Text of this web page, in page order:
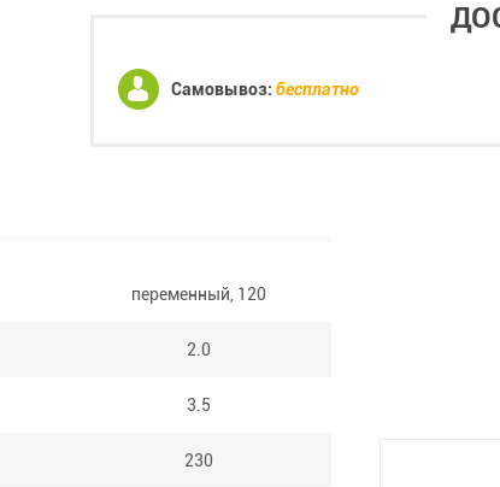
Самовывоз: бесплатно
переменный, 120
2.0
3.5
230